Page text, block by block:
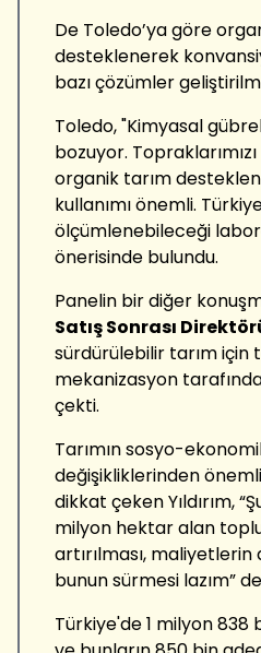
De Toledo’ya göre
desteklenerek
bazı çözümler
Toledo, "Kimyasal
bozuyor.
organik tarım
kullanımı önemli.
ölçümlenebileceği
önerisinde bulundu.
Panelin bir diğer
Satış Sonrası
sürdürülebilir tarım için
mekanizasyon
çekti.
Tarımın sosyo-
değişikliklerinden
dikkat çeken Yıldırım,
milyon hektar alan
artırılması, maliyetlerin
bunun sürmesi lazım”
Türkiye'de 1 milyon